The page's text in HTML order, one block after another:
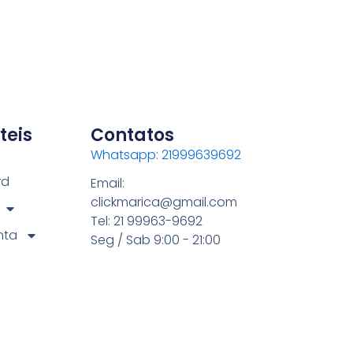
Contatos
Whatsapp: 21999639692
Email:
clickmarica@gmail.com
Tel: 21 99963-9692
Seg / Sab 9:00 - 21:00